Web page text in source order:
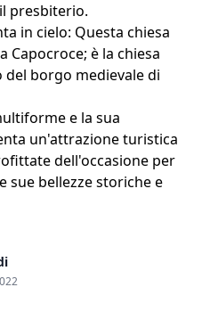
presbiterio.
in cielo: Questa chiesa
Capocroce; è la chiesa
borgo medievale di
e la sua
un'attrazione turistica
dell'occasione per
sue bellezze storiche e